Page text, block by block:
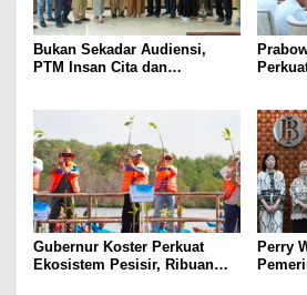
Bukan Sekadar Audiensi,
PTM Insan Cita dan
Gubernur Koster Perkuat
Ekosistem Pesisir, Ribuan
Perry